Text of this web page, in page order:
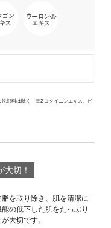
洗顔料は除く ※2 ヨクイニンエキス、ビ
切！
を取り除き、肌を清潔に
の低下した肌をたっぷり
大切です。